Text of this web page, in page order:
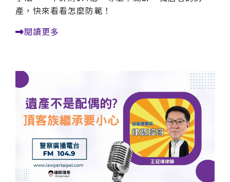
產，快來看看怎麼防範！
閱讀更多